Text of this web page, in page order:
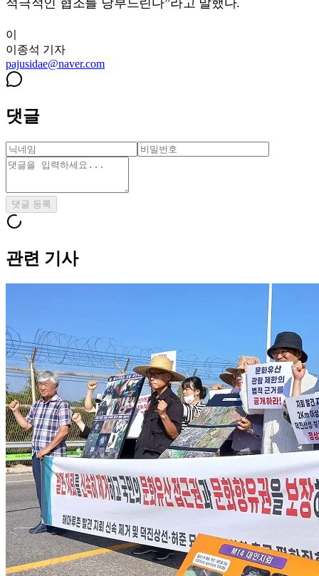
이
이종석 기자
pajusidae@naver.com
댓글
댓글 등록
관련 기사